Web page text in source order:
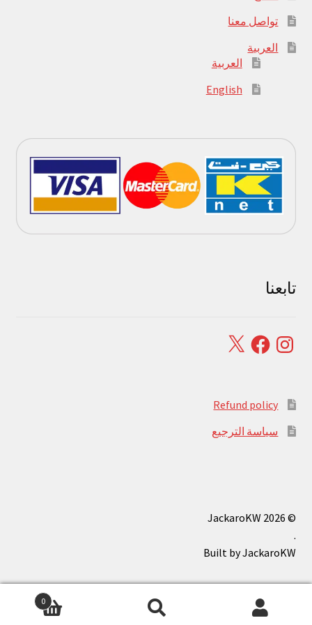
تواصل معنا
العربية
العربية
English
تابعنا
Instagram
Facebook
X
Refund policy
سياسة الترجيع
© JackaroKW 2026
.
0